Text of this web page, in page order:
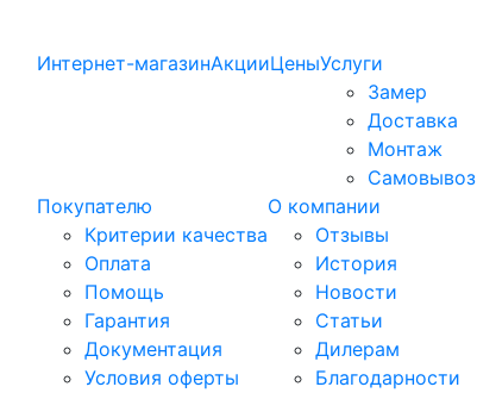
Интернет-магазинАкцииЦеныУслуги
Замер
Доставка
Монтаж
Самовывоз
Покупателю
Критерии качества
Оплата
Помощь
Гарантия
Документация
Условия оферты
О компании
Отзывы
История
Новости
Статьи
Дилерам
Благодарности